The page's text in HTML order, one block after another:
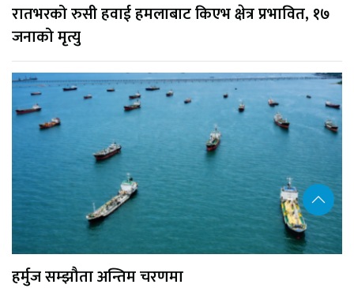
रातभरको रुसी हवाई हमलाबाट किएभ क्षेत्र प्रभावित, १७
जनाको मृत्यु
हर्मुज सम्झौता अन्तिम चरणमा